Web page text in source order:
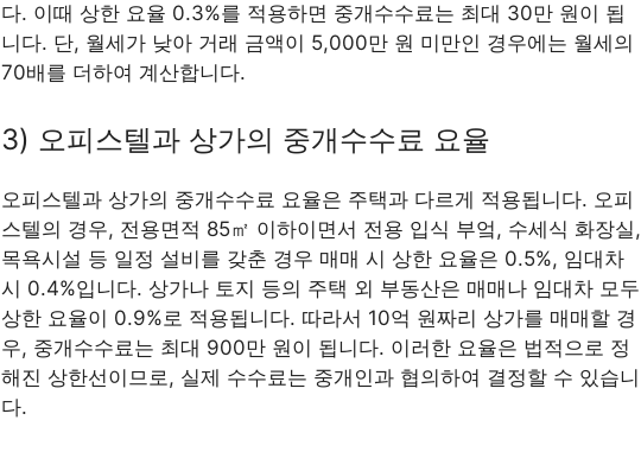
다. 이때 상한 요율 0.3%를 적용하면 중개수수료는 최대 30만 원이 됩
니다. 단, 월세가 낮아 거래 금액이 5,000만 원 미만인 경우에는 월세의
70배를 더하여 계산합니다.
3) 오피스텔과 상가의 중개수수료 요율
오피스텔과 상가의 중개수수료 요율은 주택과 다르게 적용됩니다. 오피
스텔의 경우, 전용면적 85㎡ 이하이면서 전용 입식 부엌, 수세식 화장실,
목욕시설 등 일정 설비를 갖춘 경우 매매 시 상한 요율은 0.5%, 임대차
시 0.4%입니다. 상가나 토지 등의 주택 외 부동산은 매매나 임대차 모두
상한 요율이 0.9%로 적용됩니다. 따라서 10억 원짜리 상가를 매매할 경
우, 중개수수료는 최대 900만 원이 됩니다. 이러한 요율은 법적으로 정
해진 상한선이므로, 실제 수수료는 중개인과 협의하여 결정할 수 있습니
다.